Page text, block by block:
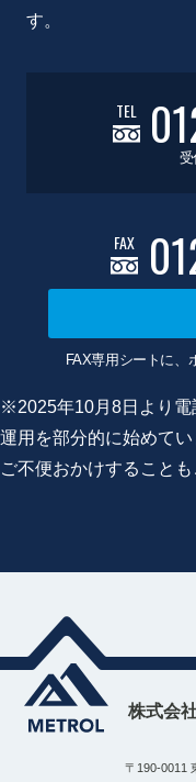
す。
TEL
受
FAX
FAX専用シートに、
※2025年10月8日より電
運用を部分的に始めてい
ご不便おかけすること
株式会
〒190-0011